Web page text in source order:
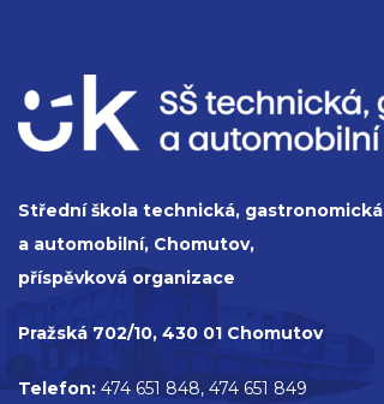
Střední škola technická, gastronomická
a automobilní, Chomutov,
příspěvková organizace
Pražská 702/10, 430 01 Chomutov
Telefon:474 651 848, 474 651 849